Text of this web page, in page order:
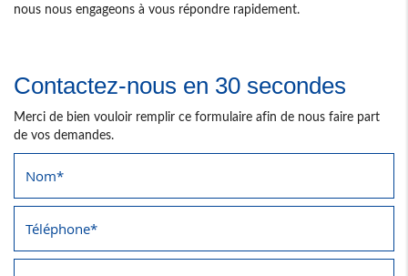
nous nous engageons à vous répondre rapidement.
Contactez-nous en 30 secondes
Merci de bien vouloir remplir ce formulaire afin de nous faire part
de vos demandes.